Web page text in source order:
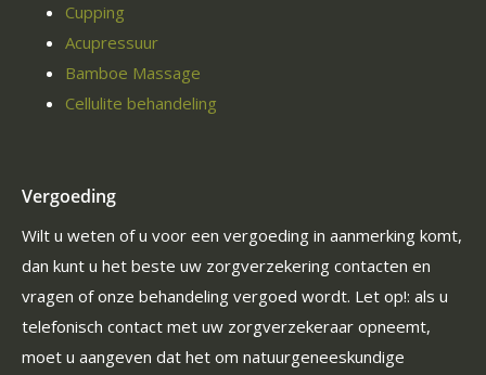
Cupping
Acupressuur
Bamboe Massage
Cellulite behandeling
Vergoeding
Wilt u weten of u voor een vergoeding in aanmerking komt,
dan kunt u het beste uw zorgverzekering contacten en
vragen of onze behandeling vergoed wordt. Let op!: als u
telefonisch contact met uw zorgverzekeraar opneemt,
moet u aangeven dat het om natuurgeneeskundige